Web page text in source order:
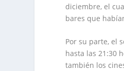
diciembre, el
bares que
Por su parte, el
hasta las 21:30
también los